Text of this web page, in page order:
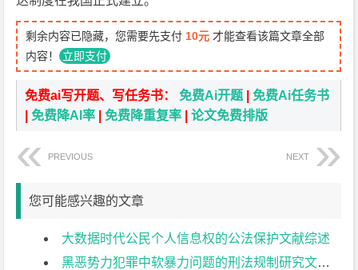
剩余内容已隐藏，您需要先支付 10元 才能查看该篇文章全部
内容！ 立即支付
免费ai写开题、写任务书：免费Ai开题 |免费Ai任务书
|免费降AI率 |免费降重复率 |论文免费排版
PREVIOUS NEXT
您可能感兴趣的文章
大数据时代公民个人信息权的公法保护文献综述
黑恶势力犯罪中软暴力问题的刑法规制研究文献综述